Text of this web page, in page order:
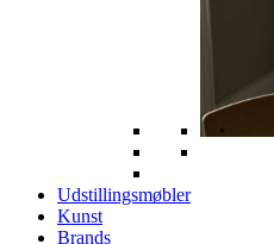
Udstillingsmøbler
Kunst
Brands